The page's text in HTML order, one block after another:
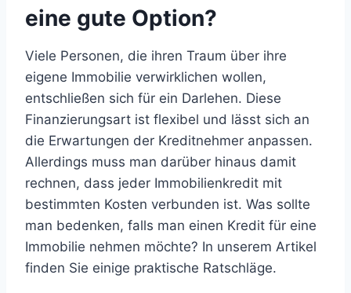
eine gute Option?
Viele Personen, die ihren Traum über ihre
eigene Immobilie verwirklichen wollen,
entschließen sich für ein Darlehen. Diese
Finanzierungsart ist flexibel und lässt sich an
die Erwartungen der Kreditnehmer anpassen.
Allerdings muss man darüber hinaus damit
rechnen, dass jeder Immobilienkredit mit
bestimmten Kosten verbunden ist. Was sollte
man bedenken, falls man einen Kredit für eine
Immobilie nehmen möchte? In unserem Artikel
finden Sie einige praktische Ratschläge.